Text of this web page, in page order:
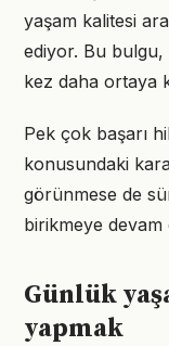
yaşam kalitesi
ediyor. Bu bulgu,
kez daha ortaya
Pek çok başarı
konusundaki
görünmese de
birikmeye devam
Günlük
yapmak